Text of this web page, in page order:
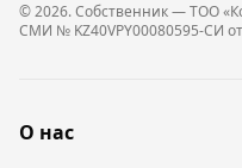
© 2026. Собственник — ТОО
СМИ № KZ40VPY00080595-СИ
О нас